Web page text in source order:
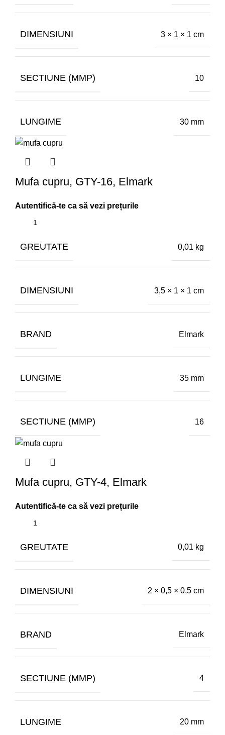
DIMENSIUNI 3 × 1 × 1 cm
SECTIUNE (MMP) 10
LUNGIME 30 mm
Mufa cupru, GTY-16, Elmark
GREUTATE 0,01 kg
DIMENSIUNI 3,5 × 1 × 1 cm
BRAND Elmark
LUNGIME 35 mm
SECTIUNE (MMP) 16
Mufa cupru, GTY-4, Elmark
GREUTATE 0,01 kg
DIMENSIUNI 2 × 0,5 × 0,5 cm
BRAND Elmark
SECTIUNE (MMP) 4
LUNGIME 20 mm